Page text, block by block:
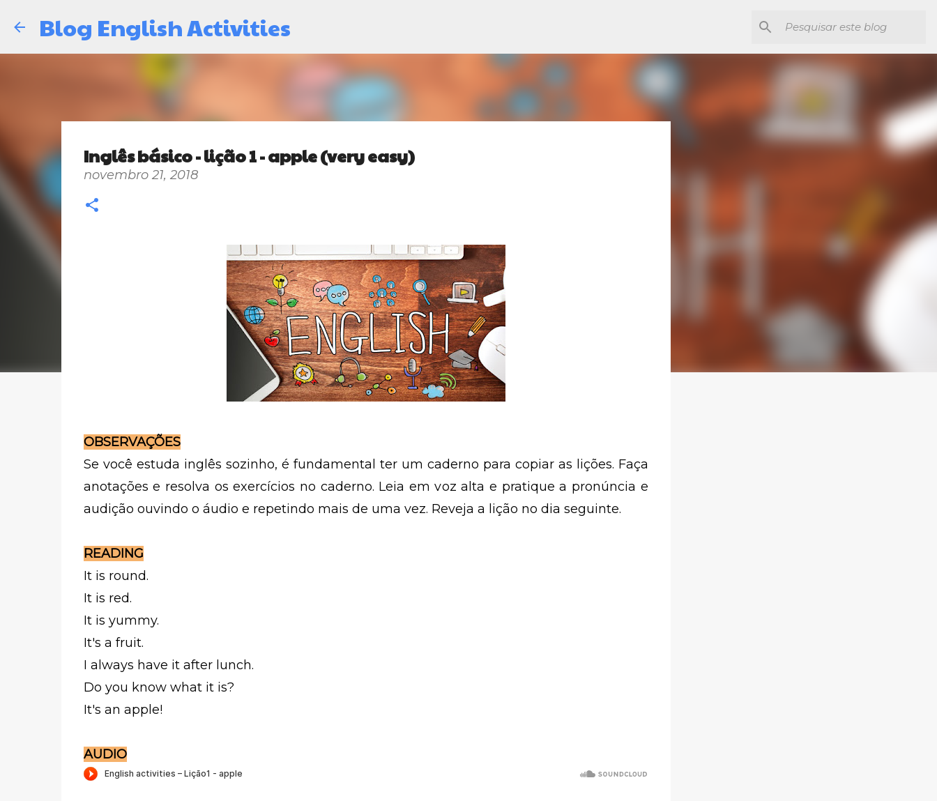
Blog English Activities
Inglês básico - lição 1 - apple (very easy)
novembro 21, 2018
OBSERVAÇÕES
Se você estuda inglês sozinho, é fundamental ter um caderno para copiar as lições. Faça
anotações e resolva os exercícios no caderno. Leia em voz alta e pratique a pronúncia e
audição ouvindo o áudio e repetindo mais de uma vez. Reveja a lição no dia seguinte.
READING
It is round.
It is red.
It is yummy.
It's a fruit.
I always have it after lunch.
Do you know what it is?
It's an apple!
AUDIO